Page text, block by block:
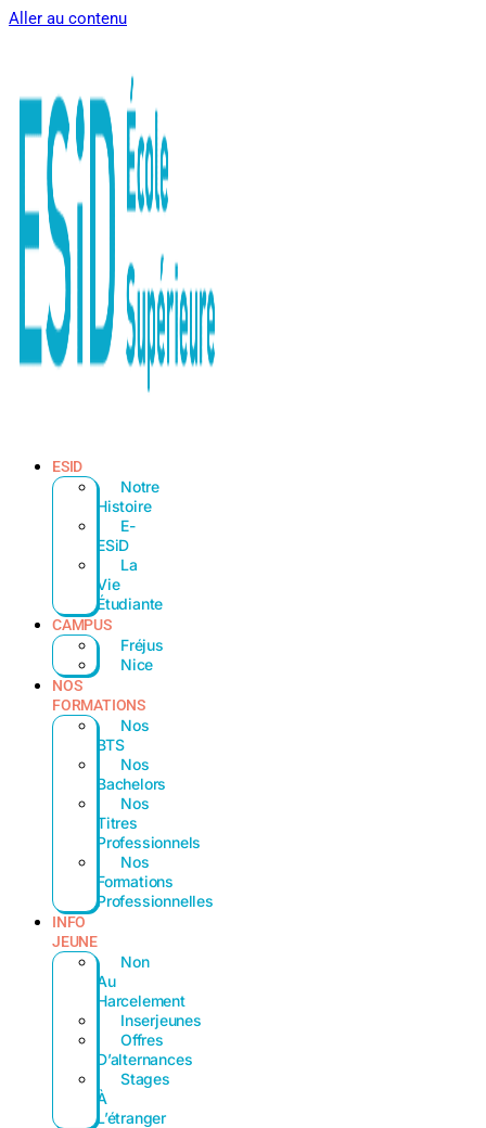
Aller au contenu
ESID
Notre
Histoire
E-
ESiD
La
Vie
Étudiante
CAMPUS
Fréjus
Nice
NOS
FORMATIONS
Nos
BTS
Nos
Bachelors
Nos
Titres
Professionnels
Nos
Formations
Professionnelles
INFO
JEUNE
Non
Au
Harcelement
Inserjeunes
Offres
D’alternances
Stages
À
L’étranger